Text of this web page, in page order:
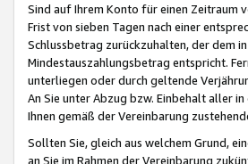
Sind auf Ihrem Konto für einen Zeitraum
Frist von sieben Tagen nach einer
Schlussbetrag zurückzuhalten, der dem
Mindestauszahlungsbetrag entspricht.
unterliegen oder durch geltende
An Sie unter Abzug bzw. Einbehalt aller
Ihnen gemäß der Vereinbarung
Sollten Sie, gleich aus welchem Grund,
an Sie im Rahmen der Vereinbarung